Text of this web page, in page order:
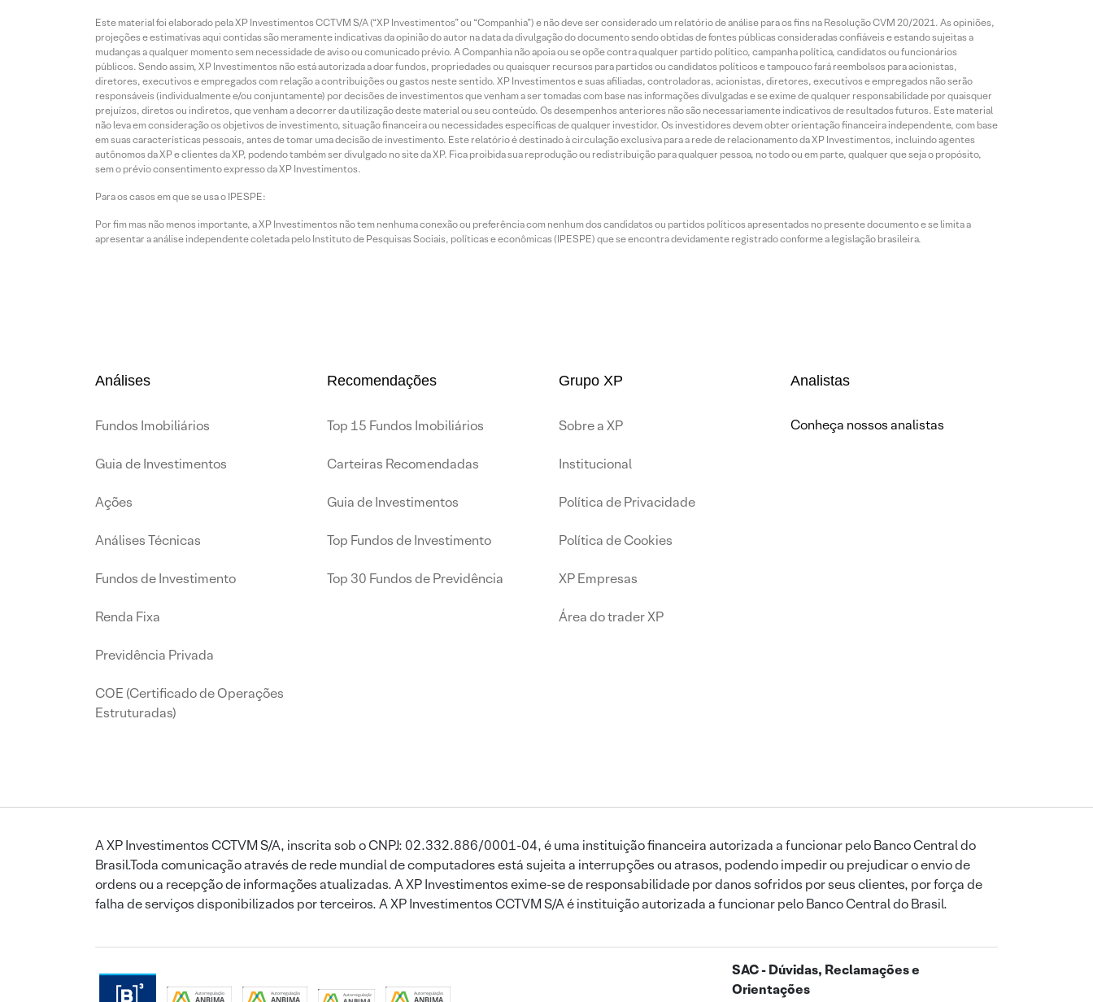
Este material foi elaborado pela XP Investimentos CCTVM S/A (“XP Investimentos” ou “Companhia”) e não deve ser considerado um relatório de análise para os fins na Resolução CVM 20/2021. As opiniões,
projeções e estimativas aqui contidas são meramente indicativas da opinião do autor na data da divulgação do documento sendo obtidas de fontes públicas consideradas confiáveis e estando sujeitas a
mudanças a qualquer momento sem necessidade de aviso ou comunicado prévio. A Companhia não apoia ou se opõe contra qualquer partido político, campanha política, candidatos ou funcionários
públicos. Sendo assim, XP Investimentos não está autorizada a doar fundos, propriedades ou quaisquer recursos para partidos ou candidatos políticos e tampouco fará reembolsos para acionistas,
diretores, executivos e empregados com relação a contribuições ou gastos neste sentido. XP Investimentos e suas afiliadas, controladoras, acionistas, diretores, executivos e empregados não serão
responsáveis (individualmente e/ou conjuntamente) por decisões de investimentos que venham a ser tomadas com base nas informações divulgadas e se exime de qualquer responsabilidade por quaisquer
prejuízos, diretos ou indiretos, que venham a decorrer da utilização deste material ou seu conteúdo. Os desempenhos anteriores não são necessariamente indicativos de resultados futuros. Este material
não leva em consideração os objetivos de investimento, situação financeira ou necessidades específicas de qualquer investidor. Os investidores devem obter orientação financeira independente, com base
em suas características pessoais, antes de tomar uma decisão de investimento. Este relatório é destinado à circulação exclusiva para a rede de relacionamento da XP Investimentos, incluindo agentes
autônomos da XP e clientes da XP, podendo também ser divulgado no site da XP. Fica proibida sua reprodução ou redistribuição para qualquer pessoa, no todo ou em parte, qualquer que seja o propósito,
sem o prévio consentimento expresso da XP Investimentos.
Para os casos em que se usa o IPESPE:
Por fim mas não menos importante, a XP Investimentos não tem nenhuma conexão ou preferência com nenhum dos candidatos ou partidos políticos apresentados no presente documento e se limita a
apresentar a análise independente coletada pelo Instituto de Pesquisas Sociais, políticas e econômicas (IPESPE) que se encontra devidamente registrado conforme a legislação brasileira.
Análises
Fundos Imobiliários
Guia de Investimentos
Ações
Análises Técnicas
Fundos de Investimento
Renda Fixa
Previdência Privada
COE (Certificado de Operações
Estruturadas)
Recomendações
Top 15 Fundos Imobiliários
Carteiras Recomendadas
Guia de Investimentos
Top Fundos de Investimento
Top 30 Fundos de Previdência
Grupo XP
Sobre a XP
Institucional
Política de Privacidade
Política de Cookies
XP Empresas
Área do trader XP
Analistas
Conheça nossos analistas
A XP Investimentos CCTVM S/A, inscrita sob o CNPJ: 02.332.886/0001-04, é uma instituição financeira autorizada a funcionar pelo Banco Central do
Brasil.Toda comunicação através de rede mundial de computadores está sujeita a interrupções ou atrasos, podendo impedir ou prejudicar o envio de
ordens ou a recepção de informações atualizadas. A XP Investimentos exime-se de responsabilidade por danos sofridos por seus clientes, por força de
falha de serviços disponibilizados por terceiros. A XP Investimentos CCTVM S/A é instituição autorizada a funcionar pelo Banco Central do Brasil.
SAC - Dúvidas, Reclamações e
Orientações